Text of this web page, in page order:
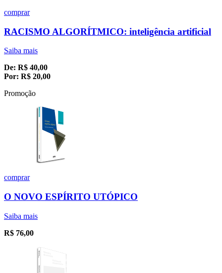
comprar
RACISMO ALGORÍTMICO: inteligência artificial
Saiba mais
De: R$ 40,00
Por: R$ 20,00
Promoção
comprar
O NOVO ESPÍRITO UTÓPICO
Saiba mais
R$ 76,00